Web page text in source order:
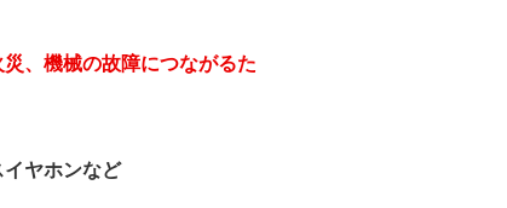
、機械の故障につながるた
イヤホンなど